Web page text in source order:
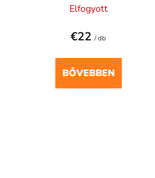
Elfogyott
€22 / db
BŐVEBBEN